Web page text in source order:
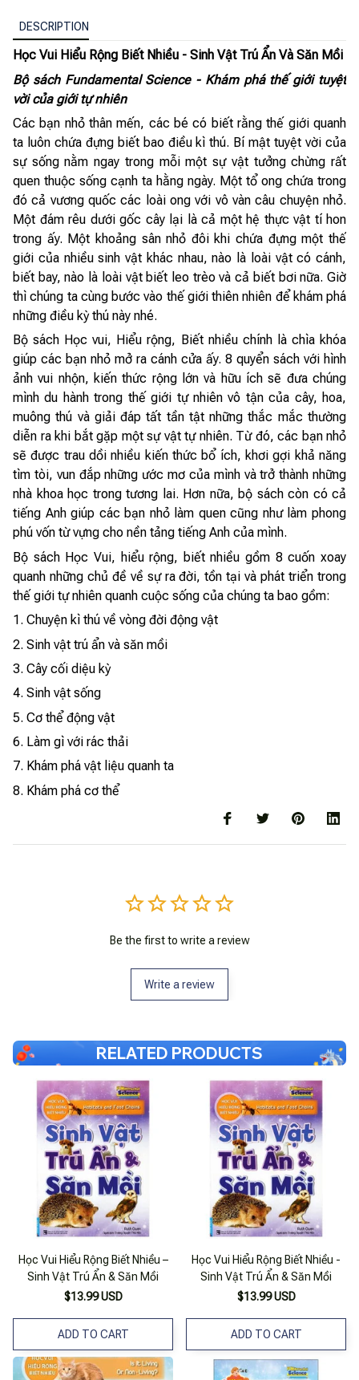
DESCRIPTION
Học Vui Hiểu Rộng Biết Nhiều - Sinh Vật Trú Ẩn Và Săn Mồi
Bộ sách Fundamental Science - Khám phá thế giới tuyệt
vời của giới tự nhiên
Các bạn nhỏ thân mến, các bé có biết rằng thế giới quanh
ta luôn chứa đựng biết bao điều kì thú. Bí mật tuyệt vời của
sự sống nằm ngay trong mỗi một sự vật tưởng chừng rất
quen thuộc sống cạnh ta hằng ngày. Một tổ ong chứa trong
đó cả vương quốc các loài ong với vô vàn câu chuyện nhỏ.
Một đám rêu dưới gốc cây lại là cả một hệ thực vật tí hon
trong ấy. Một khoảng sân nhỏ đôi khi chứa đựng một thế
giới của nhiều sinh vật khác nhau, nào là loài vật có cánh,
biết bay, nào là loài vật biết leo trèo và cả biết bơi nữa. Giờ
thì chúng ta cùng bước vào thế giới thiên nhiên để khám phá
những điều kỳ thú này nhé.
Bộ sách Học vui, Hiểu rộng, Biết nhiều chính là chìa khóa
giúp các bạn nhỏ mở ra cánh cửa ấy. 8 quyển sách với hình
ảnh vui nhộn, kiến thức rộng lớn và hữu ích sẽ đưa chúng
mình du hành trong thế giới tự nhiên vô tận của cây, hoa,
muông thú và giải đáp tất tần tật những thắc mắc thường
diễn ra khi bắt gặp một sự vật tự nhiên. Từ đó, các bạn nhỏ
sẽ được trau dồi nhiều kiến thức bổ ích, khơi gợi khả năng
tìm tòi, vun đắp những ước mơ của mình và trở thành những
nhà khoa học trong tương lai. Hơn nữa, bộ sách còn có cả
tiếng Anh giúp các bạn nhỏ làm quen cũng như làm phong
phú vốn từ vựng cho nền tảng tiếng Anh của mình.
Bộ sách Học Vui, hiểu rộng, biết nhiều gồm 8 cuốn xoay
quanh những chủ đề về sự ra đời, tồn tại và phát triển trong
thế giới tự nhiên quanh cuộc sống của chúng ta bao gồm:
1. Chuyện kì thú về vòng đời động vật
2. Sinh vật trú ẩn và săn mồi
3. Cây cối diệu kỳ
4. Sinh vật sống
5. Cơ thể động vật
6. Làm gì với rác thải
7. Khám phá vật liệu quanh ta
8. Khám phá cơ thể
Be the first to write a review
Write a review
RELATED PRODUCTS
Học Vui Hiểu Rộng Biết Nhiều –
Sinh Vật Trú Ẩn & Săn Mồi
$13.99 USD
ADD TO CART
Học Vui Hiểu Rộng Biết Nhiều -
Sinh Vật Trú Ẩn & Săn Mồi
$13.99 USD
ADD TO CART